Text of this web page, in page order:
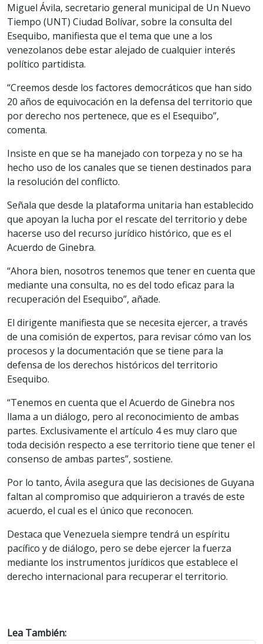
Miguel Ávila, secretario general municipal de Un Nuevo
Tiempo (UNT) Ciudad Bolívar, sobre la consulta del
Esequibo, manifiesta que el tema que une a los
venezolanos debe estar alejado de cualquier interés
político partidista.
“Creemos desde los factores democráticos que han sido
20 años de equivocación en la defensa del territorio que
por derecho nos pertenece, que es el Esequibo”,
comenta.
Insiste en que se ha manejado con torpeza y no se ha
hecho uso de los canales que se tienen destinados para
la resolución del conflicto.
Señala que desde la plataforma unitaria han establecido
que apoyan la lucha por el rescate del territorio y debe
hacerse uso del recurso jurídico histórico, que es el
Acuerdo de Ginebra.
“Ahora bien, nosotros tenemos que tener en cuenta que
mediante una consulta, no es del todo eficaz para la
recuperación del Esequibo”, añade.
El dirigente manifiesta que se necesita ejercer, a través
de una comisión de expertos, para revisar cómo van los
procesos y la documentación que se tiene para la
defensa de los derechos históricos del territorio
Esequibo.
“Tenemos en cuenta que el Acuerdo de Ginebra nos
llama a un diálogo, pero al reconocimiento de ambas
partes. Exclusivamente el artículo 4 es muy claro que
toda decisión respecto a ese territorio tiene que tener el
consenso de ambas partes”, sostiene.
Por lo tanto, Ávila asegura que las decisiones de Guyana
faltan al compromiso que adquirieron a través de este
acuerdo, el cual es el único que reconocen.
Destaca que Venezuela siempre tendrá un espíritu
pacífico y de diálogo, pero se debe ejercer la fuerza
mediante los instrumentos jurídicos que establece el
derecho internacional para recuperar el territorio.
Lea También: